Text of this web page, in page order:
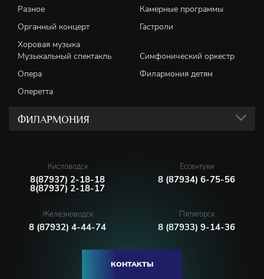
Разное
Камерные программы
Органный концерт
Гастроли
Хоровая музыка
Музыкальный спектакль
Симфонический оркестр
Опера
Филармония детям
Оперетта
ФИЛАРМОНИЯ
Кисловодск
8(87937) 2-18-18
8(87937) 2-18-17
Ессентуки
8 (87934) 6-75-56
Железноводск
8 (87932) 4-44-74
Пятигорск
8 (87933) 9-14-36
КОНТАКТЫ